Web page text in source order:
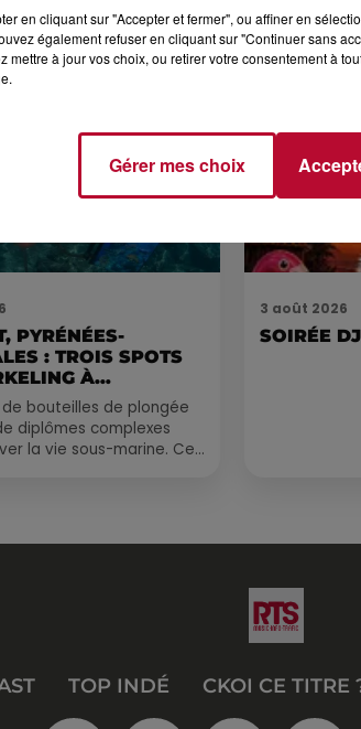
spectacle «
revient
romain les 6,
PYRÉNÉES-
: TROIS SPOTS
À
de bouteilles de plongée
diplômes complexes
la vie sous-marine. Cet
3 août 2026
SOIRÉE
TOP INDÉ CKOI CE TITRE
en cliquant sur "Accepter et fermer", ou affiner en
également refuser en cliquant sur "Continuer sans
mettre à jour vos choix, ou retirer votre consentement à
Gérer mes choix